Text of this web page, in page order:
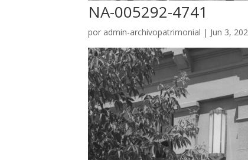
NA-005292-4741
por admin-archivopatrimonial | Jun 3,